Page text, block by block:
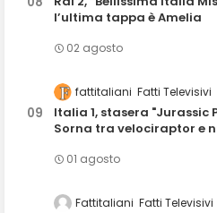
l’ultima tappa è Amelia
02 agosto
fattitaliani Fatti Televisivi
Italia 1, stasera "Jurassic
Sorna tra velociraptor e
01 agosto
Fattitaliani Fatti Televisivi